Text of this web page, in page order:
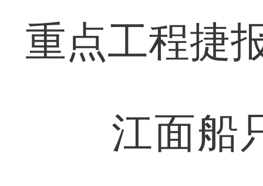
重点工程捷
江面船只